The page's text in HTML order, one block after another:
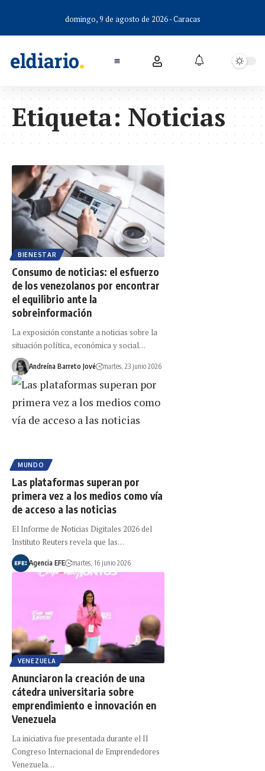
domingo, 9 de agosto de 2026 - Caracas
Etiqueta: Noticias
BIENESTAR
Consumo de noticias: el esfuerzo
de los venezolanos por encontrar
el equilibrio ante la
sobreinformación
La exposición constante a noticias sobre la
situación política, económica y social…
Andreína Barreto Jové martes, 23 junio 2026
MUNDO
Las plataformas superan por
primera vez a los medios como vía
de acceso a las noticias
El Informe de Noticias Digitales 2026 del
Instituto Reuters revela que las…
Agencia EFE martes, 16 junio 2026
VENEZUELA
Anunciaron la creación de una
cátedra universitaria sobre
emprendimiento e innovación en
Venezuela
La iniciativa fue presentada durante el II
Congreso Internacional de Emprendedores
Venezuela…